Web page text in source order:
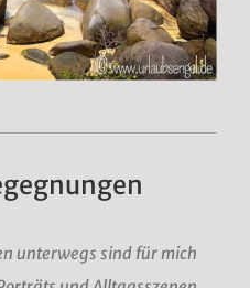
unterwegs sind für mich